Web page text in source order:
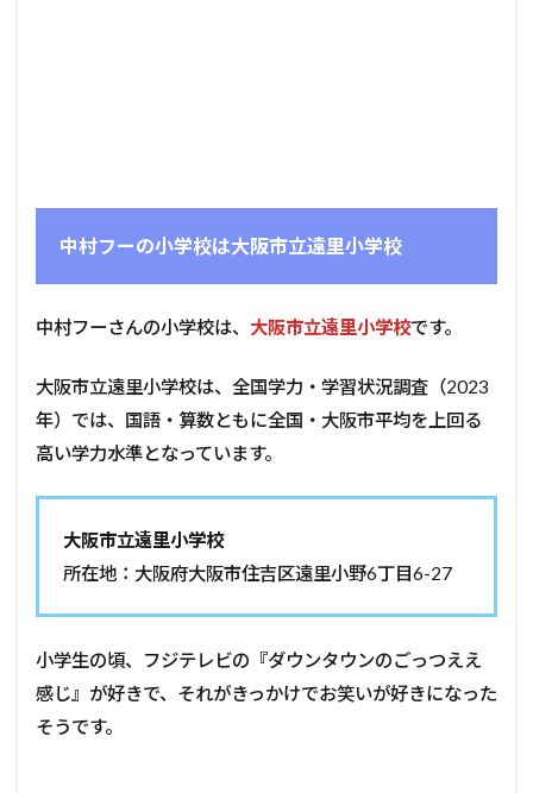
中村フーの小学校は大阪市立遠里小学校
中村フーさんの小学校は、 大阪市立遠里小学校です。
大阪市立遠里小学校は、全国学力・学習状況調査（2023
年）では、国語・算数ともに全国・大阪市平均を上回る
高い学力水準となっています。
大阪市立遠里小学校
所在地：大阪府大阪市住吉区遠里小野6丁目6-27
小学生の頃、フジテレビの『ダウンタウンのごっつええ
感じ』が好きで、それがきっかけでお笑いが好きになった
そうです。